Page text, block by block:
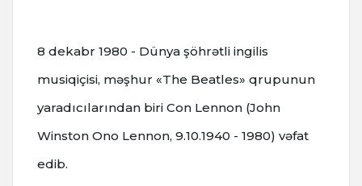
8 dekabr 1980 - Dünya şöhrətli ingilis
musiqiçisi, məşhur «The Beatles» qrupunun
yaradıcılarından biri Con Lennon (John
Winston Ono Lennon, 9.10.1940 - 1980) vəfat
edib.